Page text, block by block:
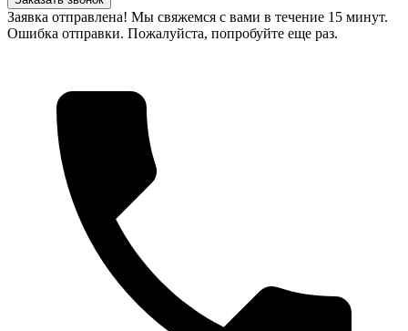
Заявка отправлена! Мы свяжемся с вами в течение 15 минут.
Ошибка отправки. Пожалуйста, попробуйте еще раз.